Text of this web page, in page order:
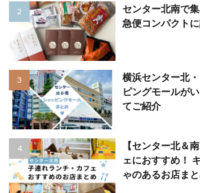
センター北南で
急便コンパクト
横浜センター北
ピングモールが
てご紹介
【センター北＆
ェにおすすめ！
ゃのあるお店ま